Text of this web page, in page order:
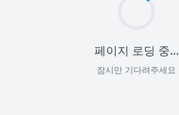
페이지 로딩 중...
잠시만 기다려주세요